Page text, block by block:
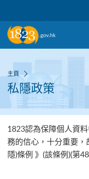
主頁
私隱政策
1823認為保障個人資
務的信心，十分重要
隱)條例 》(該條例)(第